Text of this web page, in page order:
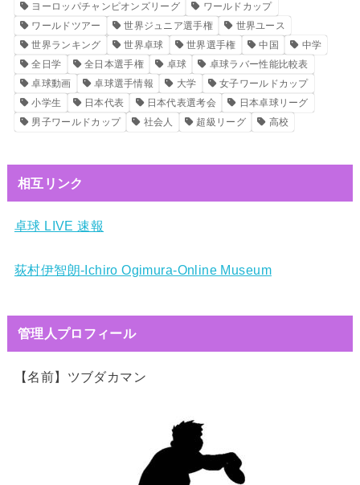
ヨーロッパチャンピオンズリーグ
ワールドカップ
ワールドツアー
世界ジュニア選手権
世界ユース
世界ランキング
世界卓球 世界選手権 中国
中学
全日学
全日本選手権 卓球
卓球ラバー性能比較表
卓球動画
卓球選手情報 大学
女子ワールドカップ
小学生
日本代表 日本代表選考会
日本卓球リーグ
男子ワールドカップ
社会人 超級リーグ 高校
相互リンク
卓球 LIVE 速報
荻村伊智朗-Ichiro Ogimura-Online Museum
管理人プロフィール
【名前】ツブダカマン